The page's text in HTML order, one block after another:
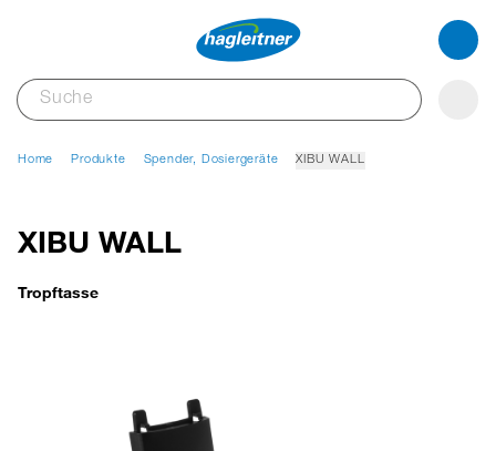
Home Produkte Spender, Dosiergeräte XIBU WALL
XIBU WALL
Tropftasse